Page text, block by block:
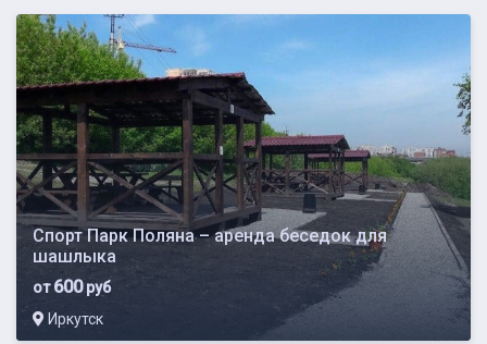
Спорт Парк Поляна – аренда беседок для
шашлыка
от600руб
Иркутск